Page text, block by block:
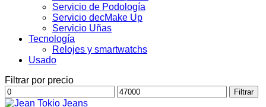
Servicio de Podología
Servicio decMake Up
Servicio Uñas
Tecnología
Relojes y smartwatchs
Usado
Filtrar por precio
Precio
mínimo
Precio
máximo
Filtrar